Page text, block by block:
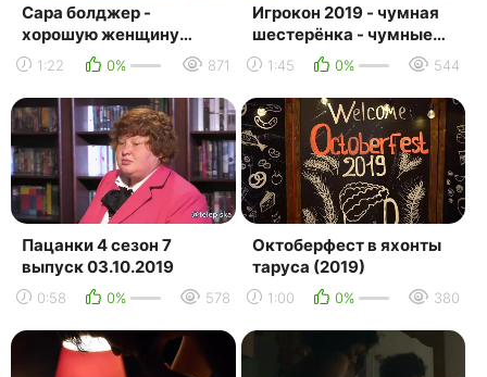
Сара болджер -
хорошую женщину
найти тяжело / sarah
bolger - a good woman is
hard ...
1:22 0% 871
Игрокон 2019 - чумная
шестерёнка - чумные
доктора
1:45 0% 544
Пацанки 4 сезон 7
выпуск 03.10.2019
0:58 0% 578
Октоберфест в яхонты
таруса (2019)
1:00 0% 380